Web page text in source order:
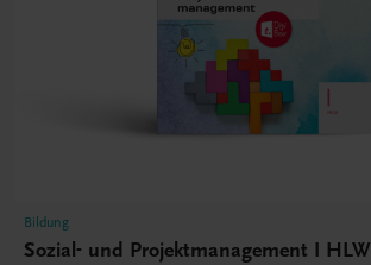
Bildung
Sozial- und Projektmanagement I HLW